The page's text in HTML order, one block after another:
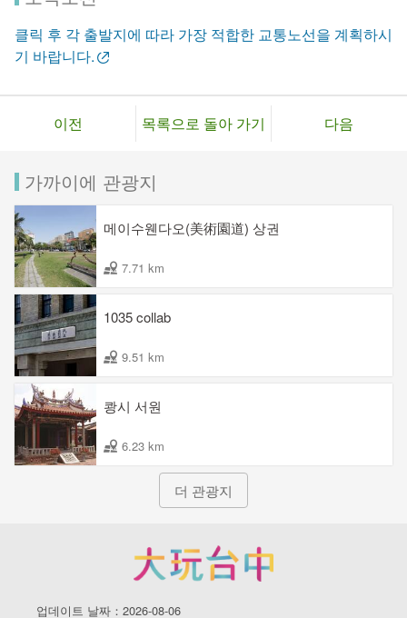
클릭 후 각 출발지에 따라 가장 적합한 교통노선을 계획하시
기 바랍니다.
이전 목록으로 돌아 가기 다음
가까이에 관광지
메이수웬다오(美術園道) 상권
7.71 km
1035 collab
9.51 km
쾅시 서원
6.23 km
더 관광지
업데이트 날짜：2026-08-06